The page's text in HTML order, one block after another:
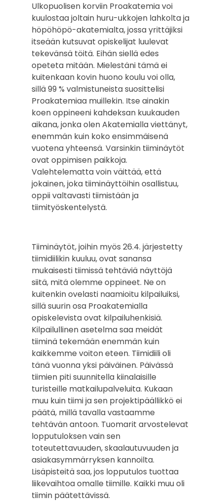
Ulkopuolisen korviin Proakatemia voi
kuulostaa joltain huru-ukkojen lahkolta ja
höpöhöpö-akatemialta, jossa yrittäjiksi
itseään kutsuvat opiskelijat luulevat
tekevänsä töitä. Eihän siellä edes
opeteta mitään. Mielestäni tämä ei
kuitenkaan kovin huono koulu voi olla,
sillä 99 % valmistuneista suosittelisi
Proakatemiaa muillekin. Itse ainakin
koen oppineeni kahdeksan kuukauden
aikana, jonka olen Akatemialla viettänyt,
enemmän kuin koko ensimmäisenä
vuotena yhteensä. Varsinkin tiiminäytöt
ovat oppimisen paikkoja.
Valehtelematta voin väittää, että
jokainen, joka tiiminäyttöihin osallistuu,
oppii valtavasti tiimistään ja
tiimityöskentelystä.
Tiiminäytöt, joihin myös 26.4. järjestetty
tiimidiilikin kuuluu, ovat sanansa
mukaisesti tiimissä tehtäviä näyttöjä
siitä, mitä olemme oppineet. Ne on
kuitenkin ovelasti naamioitu kilpailuiksi,
sillä suurin osa Proakatemialla
opiskelevista ovat kilpailuhenkisiä.
Kilpailullinen asetelma saa meidät
tiiminä tekemään enemmän kuin
kaikkemme voiton eteen. Tiimidiili oli
tänä vuonna yksi päiväinen. Päivässä
tiimien piti suunnitella kiinalaisille
turisteille matkailupalveluita. Kukaan
muu kuin tiimi ja sen projektipäällikkö ei
päätä, millä tavalla vastaamme
tehtävän antoon. Tuomarit arvostelevat
lopputuloksen vain sen
toteutettavuuden, skaalautuvuuden ja
asiakasymmärryksen kannoilta.
Lisäpisteitä saa, jos lopputulos tuottaa
liikevaihtoa omalle tiimille. Kaikki muu oli
tiimin päätettävissä.